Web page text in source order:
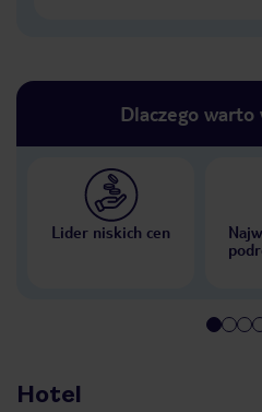
Dlaczego warto
Lider niskich cen
Hotel